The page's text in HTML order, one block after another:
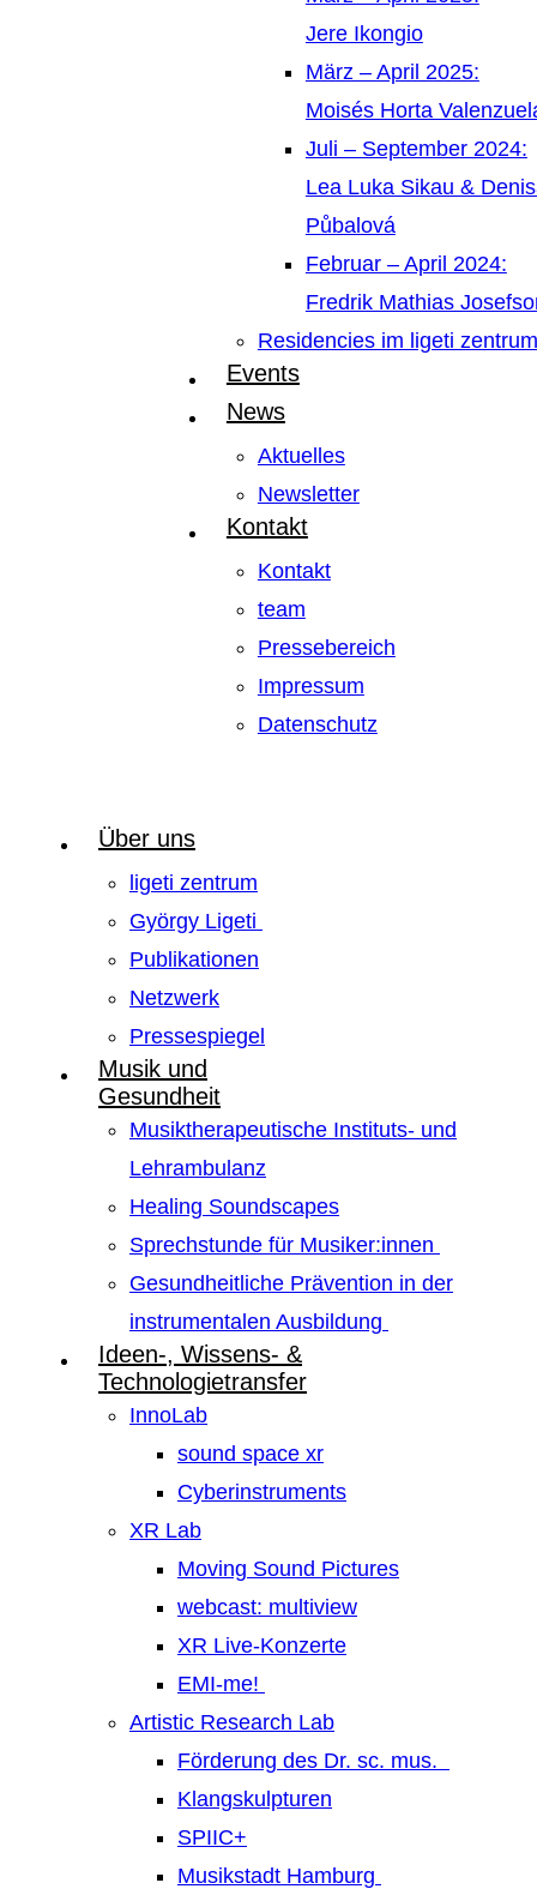
Jere Ikongio
März – April 2025:
Moisés Horta
Juli – September 2024:
Lea Luka Sikau &
Půbalová
Februar – April 2024:
Fredrik Mathias
Residencies im ligeti zentrum
Events
News
Aktuelles
Newsletter
Kontakt
Kontakt
team
Pressebereich
Impressum
Datenschutz
Über uns
ligeti zentrum
György Ligeti
Publikationen
Netzwerk
Pressespiegel
Musik und
Gesundheit
Musiktherapeutische Instituts- und
Lehrambulanz
Healing Soundscapes
Sprechstunde für Musiker:innen
Gesundheitliche Prävention in der
instrumentalen Ausbildung
Ideen-, Wissens- &
Technologietransfer
InnoLab
sound space xr
Cyberinstruments
XR Lab
Moving Sound Pictures
webcast: multiview
XR Live-Konzerte
EMI-me!
Artistic Research Lab
Förderung des Dr. sc. mus.
Klangskulpturen
SPIIC+
Musikstadt Hamburg